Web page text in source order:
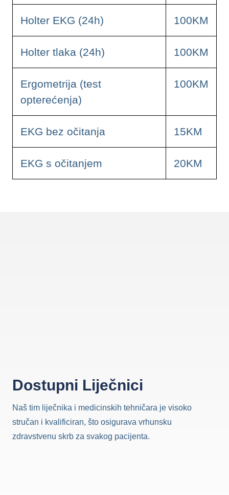
Holter EKG (24h) 100KM
Holter tlaka (24h) 100KM
Ergometrija (test
opterećenja)
100KM
EKG bez očitanja 15KM
EKG s očitanjem 20KM
Dostupni Liječnici
Naš tim liječnika i medicinskih tehničara je visoko
stručan i kvalificiran, što osigurava vrhunsku
zdravstvenu skrb za svakog pacijenta.